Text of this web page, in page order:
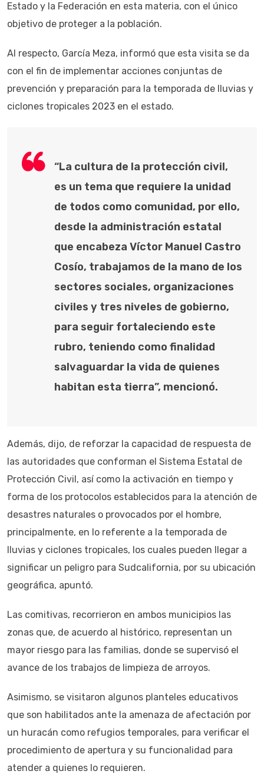
Estado y la Federación en esta materia, con el único
objetivo de proteger a la población.
Al respecto, García Meza, informó que esta visita se da
con el fin de implementar acciones conjuntas de
prevención y preparación para la temporada de lluvias y
ciclones tropicales 2023 en el estado.
“La cultura de la protección civil,
es un tema que requiere la unidad
de todos como comunidad, por ello,
desde la administración estatal
que encabeza Víctor Manuel Castro
Cosío, trabajamos de la mano de los
sectores sociales, organizaciones
civiles y tres niveles de gobierno,
para seguir fortaleciendo este
rubro, teniendo como finalidad
salvaguardar la vida de quienes
habitan esta tierra”, mencionó.
Además, dijo, de reforzar la capacidad de respuesta de
las autoridades que conforman el Sistema Estatal de
Protección Civil, así como la activación en tiempo y
forma de los protocolos establecidos para la atención de
desastres naturales o provocados por el hombre,
principalmente, en lo referente a la temporada de
lluvias y ciclones tropicales, los cuales pueden llegar a
significar un peligro para Sudcalifornia, por su ubicación
geográfica, apuntó.
Las comitivas, recorrieron en ambos municipios las
zonas que, de acuerdo al histórico, representan un
mayor riesgo para las familias, donde se supervisó el
avance de los trabajos de limpieza de arroyos.
Asimismo, se visitaron algunos planteles educativos
que son habilitados ante la amenaza de afectación por
un huracán como refugios temporales, para verificar el
procedimiento de apertura y su funcionalidad para
atender a quienes lo requieren.